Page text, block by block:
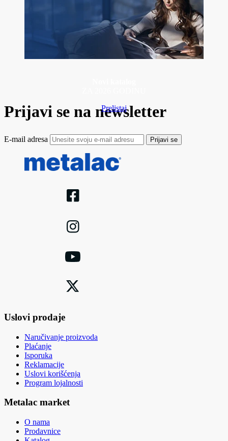
Prelistaj
Prijavi se na newsletter
E-mail adresa Prijavi se
Uslovi prodaje
Naručivanje proizvoda
Plaćanje
Isporuka
Reklamacije
Uslovi korišćenja
Program lojalnosti
Metalac market
O nama
Prodavnice